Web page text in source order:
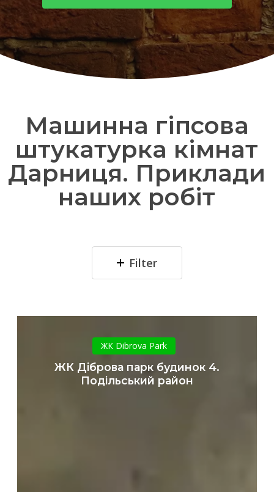
Машинна гіпсова
штукатурка кімнат
Дарниця. Приклади
наших робіт
Filter
Діброва
парк
будинок
4.
ЖК Dibrova Park
ЖК Діброва парк будинок 4.
Подільський район